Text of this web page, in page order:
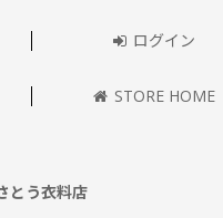
ログイン
STORE HOME